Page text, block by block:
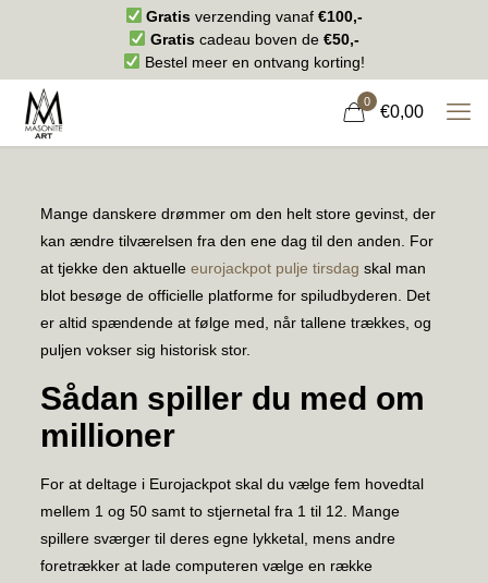
Gratis verzending vanaf€100,-
Gratiscadeau boven de €50,-
Bestel meer en ontvang korting!
0
€0,00
Mange danskere drømmer om den helt store gevinst, der
kan ændre tilværelsen fra den ene dag til den anden. For
at tjekke den aktuelle eurojackpot pulje tirsdag skal man
blot besøge de officielle platforme for spiludbyderen. Det
er altid spændende at følge med, når tallene trækkes, og
puljen vokser sig historisk stor.
Sådan spiller du med om
millioner
For at deltage i Eurojackpot skal du vælge fem hovedtal
mellem 1 og 50 samt to stjernetal fra 1 til 12. Mange
spillere sværger til deres egne lykketal, mens andre
foretrækker at lade computeren vælge en række